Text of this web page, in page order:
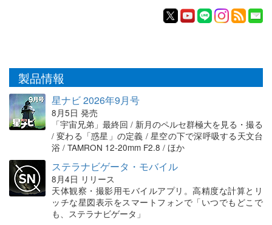
製品情報
星ナビ 2026年9月号
8月5日 発売
「宇宙兄弟」最終回 / 新月のペルセ群極大を見る・撮る
/ 変わる「惑星」の定義 / 星空の下で深呼吸する天文台
浴 / TAMRON 12-20mm F2.8 / ほか
ステラナビゲータ・モバイル
8月4日 リリース
天体観察・撮影用モバイルアプリ。高精度な計算とリ
ッチな星図表示をスマートフォンで「いつでもどこで
も、ステラナビゲータ」